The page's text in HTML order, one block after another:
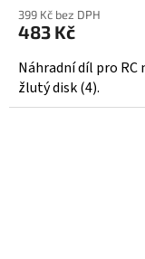
399 Kč bez DPH
483 Kč
Náhradní díl pro RC
žlutý disk (4).